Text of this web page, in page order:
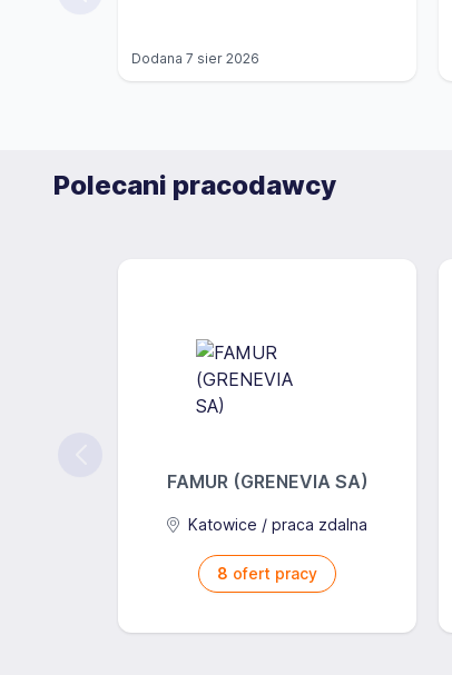
Dodana 7 sier 2026
Polecani pracodawcy
FAMUR (GRENEVIA SA)
Katowice / praca zdalna
8 ofert pracy